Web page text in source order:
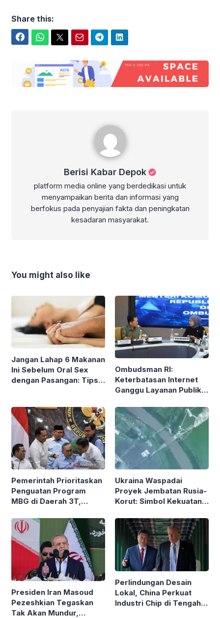
Share this:
Berisi Kabar Depok
platform media online yang berdedikasi untuk
menyampaikan berita dan informasi yang
berfokus pada penyajian fakta dan peningkatan
kesadaran masyarakat.
You might also like
Jangan Lahap 6 Makanan
Ini Sebelum Oral Sex
dengan Pasangan: Tips
Ombudsman RI:
Keterbatasan Internet
Ganggu Layanan Publik
Masyarakat
Pemerintah Prioritaskan
Penguatan Program
MBG di Daerah 3T,
Komitmen
Ukraina Waspadai
Proyek Jembatan Rusia-
Korut: Simbol Kekuatan
Presiden Iran Masoud
Pezeshkian Tegaskan
Tak Akan Mundur,
Perlindungan Desain
Lokal, China Perkuat
Industri Chip di Tengah